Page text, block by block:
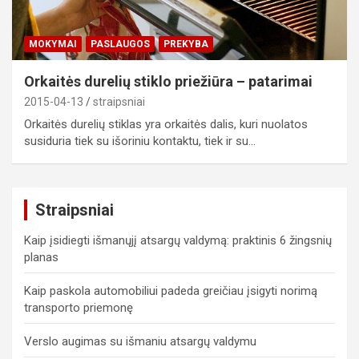
MOKYMAI PASLAUGOS PREKYBA
Orkaitės durelių stiklo priežiūra – patarimai
2015-04-13 straipsniai
Orkaitės durelių stiklas yra orkaitės dalis, kuri nuolatos
susiduria tiek su išoriniu kontaktu, tiek ir su…
Straipsniai
Kaip įsidiegti išmanųjį atsargų valdymą: praktinis 6 žingsnių
planas
Kaip paskola automobiliui padeda greičiau įsigyti norimą
transporto priemonę
Verslo augimas su išmaniu atsargų valdymu